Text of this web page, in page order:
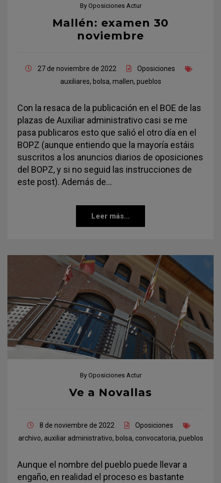
By Oposiciones Actur
Mallén: examen 30
noviembre
27 de noviembre de 2022
Oposiciones
auxiliares, bolsa, mallen, pueblos
Con la resaca de la publicación en el BOE de las
plazas de Auxiliar administrativo casi se me
pasa publicaros esto que salió el otro día en el
BOPZ (aunque entiendo que la mayoría estáis
suscritos a los anuncios diarios de oposiciones
del BOPZ, y si no seguid las instrucciones de
este post). Además de…
Leer más...
By Oposiciones Actur
Ve a Novallas
8 de noviembre de 2022
Oposiciones
archivo, auxiliar administrativo, bolsa, convocatoria, pueblos
Aunque el nombre del pueblo puede llevar a
engaño, en realidad el proceso es bastante